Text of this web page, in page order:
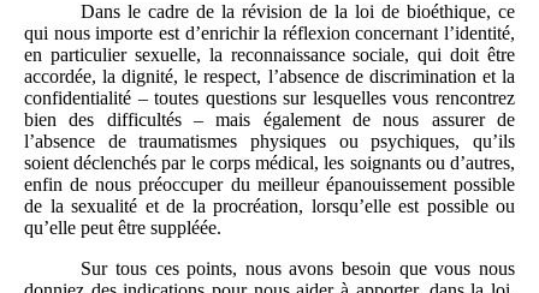
Dans le cadre de la révision de la loi de bioéthique, ce
qui nous importe est d’enrichir la réflexion concernant l’identité,
en particulier sexuelle, la reconnaissance sociale, qui doit être
accordée, la dignité, le respect, l’absence de discrimination et la
confidentialité – toutes questions sur lesquelles vous rencontrez
bien des difficultés – mais également de nous assurer de
l’absence de traumatismes physiques ou psychiques, qu’ils
soient déclenchés par le corps médical, les soignants ou d’autres,
enfin de nous préoccuper du meilleur épanouissement possible
de la sexualité et de la procréation, lorsqu’elle est possible ou
qu’elle peut être suppléée.
Sur tous ces points, nous avons besoin que vous nous